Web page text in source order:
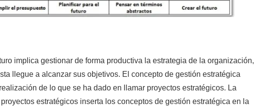
implica gestionar de forma productiva la estrategia de la organización,
llegue a alcanzar sus objetivos. El concepto de gestión estratégica
de lo que se ha dado en llamar proyectos estratégicos. La
estratégicos inserta los conceptos de gestión estratégica en la